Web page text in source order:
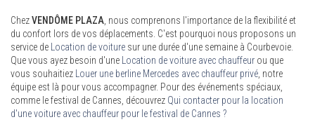
ChezVENDÔME PLAZA , nous comprenons l'importance de la flexibilité et
du confort lors de vos déplacements. C'est pourquoi nous proposons un
service de
Location de voiture sur une durée d'une semaine à Courbevoie.
Que vous ayez besoin d'une
Location de voiture avec chauffeur ou que
vous souhaitiez
Louer une berline Mercedes avec chauffeur privé , notre
équipe est là pour vous accompagner. Pour des événements spéciaux,
comme le festival de Cannes, découvrez Qui contacter pour la location
d'une voiture avec chauffeur pour le festival de Cannes ?